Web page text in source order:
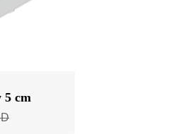
5 cm